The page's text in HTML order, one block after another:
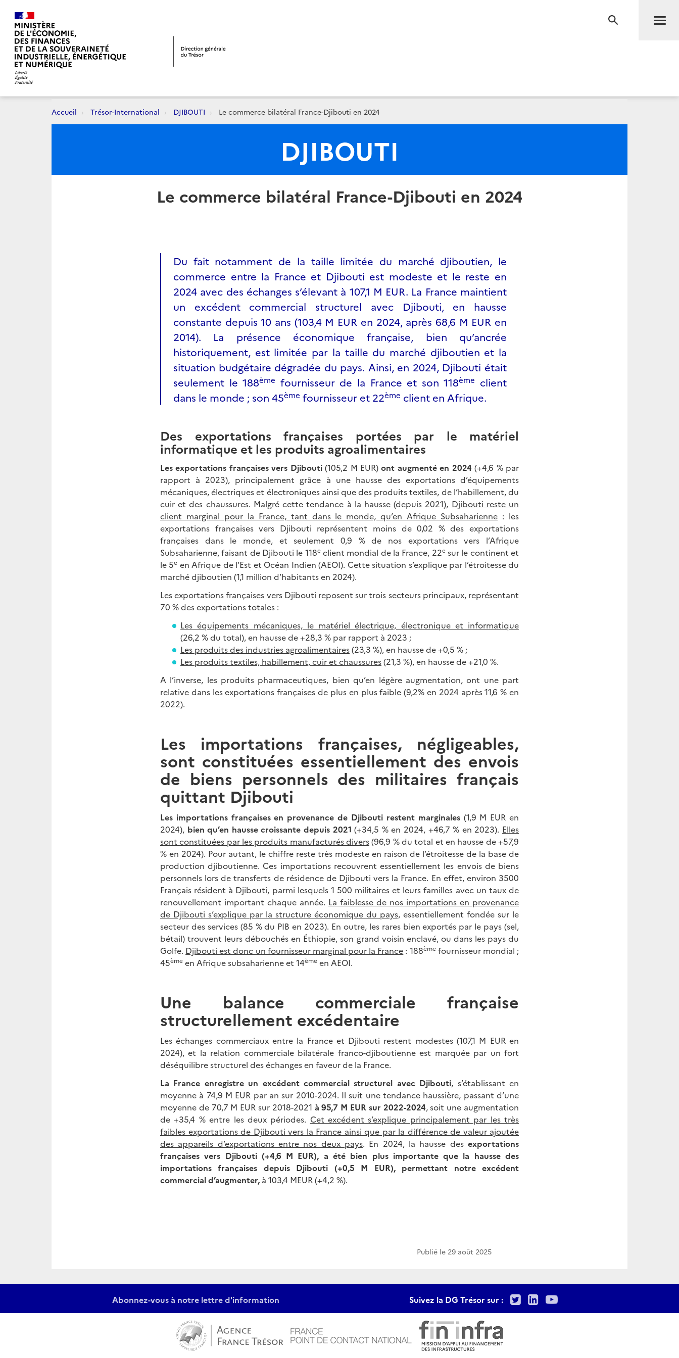
RECHERCHE
Accueil Trésor-International DJIBOUTI Le commerce bilatéral France-Djibouti en 2024
DJIBOUTI
Le commerce bilatéral France-Djibouti en 2024
Du fait notamment de la taille limitée du marché djiboutien, le
commerce entre la France et Djibouti est modeste et le reste en
2024 avec des échanges s’élevant à 107,1 M EUR. La France maintient
un excédent commercial structurel avec Djibouti, en hausse
constante depuis 10 ans (103,4 M EUR en 2024, après 68,6 M EUR en
2014). La présence économique française, bien qu’ancrée
historiquement, est limitée par la taille du marché djiboutien et la
situation budgétaire dégradée du pays. Ainsi, en 2024, Djibouti était
seulement le 188ème fournisseur de la France et son 118ème client
dans le monde ; son 45ème fournisseur et 22ème client en Afrique.
Des exportations françaises portées par le matériel
informatique et les produits agroalimentaires
Les exportations françaises vers Djibouti(105,2 M EUR)ont augmenté en 2024 (+4,6 % par
rapport à 2023), principalement grâce à une hausse des exportations d’équipements
mécaniques, électriques et électroniques ainsi que des produits textiles, de l’habillement, du
cuir et des chaussures. Malgré cette tendance à la hausse (depuis 2021), Djibouti reste un
client marginal pour la France, tant dans le monde, qu’en Afrique Subsaharienne : les
exportations françaises vers Djibouti représentent moins de 0,02 % des exportations
françaises dans le monde, et seulement 0,9 % de nos exportations vers l’Afrique
Subsaharienne, faisant de Djibouti le 118eclient mondial de la France, 22esur le continent et
le 5e en Afrique de l’Est et Océan Indien (AEOI). Cette situation s’explique par l’étroitesse du
marché djiboutien (1,1 million d’habitants en 2024).
Les exportations françaises vers Djibouti reposent sur trois secteurs principaux, représentant
70 % des exportations totales :
Les équipements mécaniques, le matériel électrique, électronique et informatique
(26,2 % du total), en hausse de +28,3 % par rapport à 2023 ;
Les produits des industries agroalimentaires(23,3 %), en hausse de +0,5 % ;
Les produits textiles, habillement, cuir et chaussures(21,3 %), en hausse de +21,0 %.
A l’inverse, les produits pharmaceutiques, bien qu’en légère augmentation, ont une part
relative dans les exportations françaises de plus en plus faible (9,2% en 2024 après 11,6 % en
2022).
Les importations françaises, négligeables,
sont constituées essentiellement des envois
de biens personnels des militaires français
quittant Djibouti
Les importations françaises en provenance de Djibouti restent marginales (1,9 M EUR en
2024), bien qu’en hausse croissante depuis 2021(+34,5 % en 2024, +46,7 % en 2023). Elles
sont constituées par les produits manufacturés divers(96,9 % du total et en hausse de +57,9
% en 2024). Pour autant, le chiffre reste très modeste en raison de l’étroitesse de la base de
production djiboutienne. Ces importations recouvrent essentiellement les envois de biens
personnels lors de transferts de résidence de Djibouti vers la France. En effet, environ 3500
Français résident à Djibouti, parmi lesquels 1 500 militaires et leurs familles avec un taux de
renouvellement important chaque année. La faiblesse de nos importations en provenance
de Djibouti s’explique par la structure économique du pays, essentiellement fondée sur le
secteur des services (85 % du PIB en 2023). En outre, les rares bien exportés par le pays (sel,
bétail) trouvent leurs débouchés en Éthiopie, son grand voisin enclavé, ou dans les pays du
Golfe. Djibouti est donc un fournisseur marginal pour la France : 188èmefournisseur mondial ;
45ème en Afrique subsaharienne et 14ème en AEOI.
Une balance commerciale française
structurellement excédentaire
Les échanges commerciaux entre la France et Djibouti restent modestes (107,1 M EUR en
2024), et la relation commerciale bilatérale franco-djiboutienne est marquée par un fort
déséquilibre structurel des échanges en faveur de la France.
La France enregistre un excédent commercial structurel avec Djibouti, s’établissant en
moyenne à 74,9 M EUR par an sur 2010-2024. Il suit une tendance haussière, passant d’une
moyenne de 70,7 M EUR sur 2018-2021 à 95,7 M EUR sur 2022-2024, soit une augmentation
de +35,4 % entre les deux périodes. Cet excédent s’explique principalement par les très
faibles exportations de Djibouti vers la France ainsi que par la différence de valeur ajoutée
des appareils d’exportations entre nos deux pays. En 2024, la hausse des exportations
françaises vers Djibouti (+4,6 M EUR), a été bien plus importante que la hausse des
importations françaises depuis Djibouti (+0,5 M EUR), permettant notre excédent
commercial d’augmenter, à 103,4 MEUR (+4,2 %).
Publié le 29 août 2025
Abonnez-vous à notre lettre d'information Suivez la DG Trésor sur : TwitterLinkedIn
Youtube